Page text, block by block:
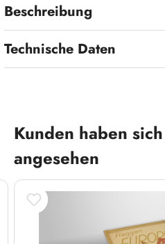
Beschreibung
Technische Daten
Produktgalerie überspringen
Kunden haben
angesehen